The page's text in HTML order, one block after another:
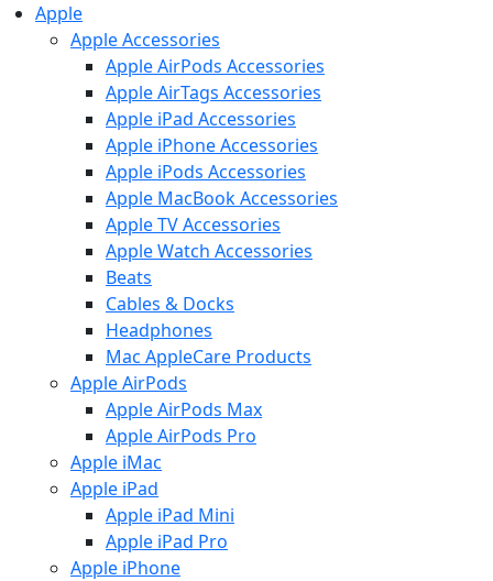
Apple
Apple Accessories
Apple AirPods Accessories
Apple AirTags Accessories
Apple iPad Accessories
Apple iPhone Accessories
Apple iPods Accessories
Apple MacBook Accessories
Apple TV Accessories
Apple Watch Accessories
Beats
Cables & Docks
Headphones
Mac AppleCare Products
Apple AirPods
Apple AirPods Max
Apple AirPods Pro
Apple iMac
Apple iPad
Apple iPad Mini
Apple iPad Pro
Apple iPhone